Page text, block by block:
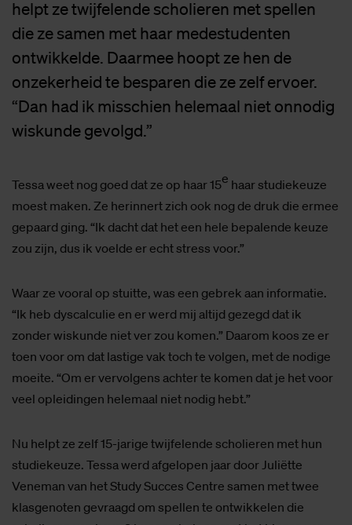
helpt ze twijfelende scholieren met spellen
die ze samen met haar medestudenten
ontwikkelde. Daarmee hoopt ze hen de
onzekerheid te besparen die ze zelf ervoer.
“Dan had ik misschien helemaal niet onnodig
wiskunde gevolgd.”
Tessa weet nog goed dat ze op haar 15e haar studiekeuze
moest maken. Ze herinnert zich ook nog de druk die ermee
gepaard ging. “Ik dacht dat het een hele bepalende keuze
zou zijn, dus ik voelde er echt stress voor.”
Waar ze vooral op stuitte, was een gebrek aan informatie.
“Ik heb dyscalculie en er werd mij altijd gezegd dat ik
zonder wiskunde niet ver zou komen.” Daarom koos ze er
toen voor om dat lastige vak toch te volgen, met de nodige
moeite. “Om er vervolgens achter te komen dat je het voor
veel opleidingen helemaal niet nodig hebt.”
Nu helpt ze zelf 15-jarige twijfelende scholieren met hun
studiekeuze. Tessa werd afgelopen jaar door Juliëtte
Veneman van het Study Succes Centre samen met twee
klasgenoten gevraagd om spellen te ontwikkelen die